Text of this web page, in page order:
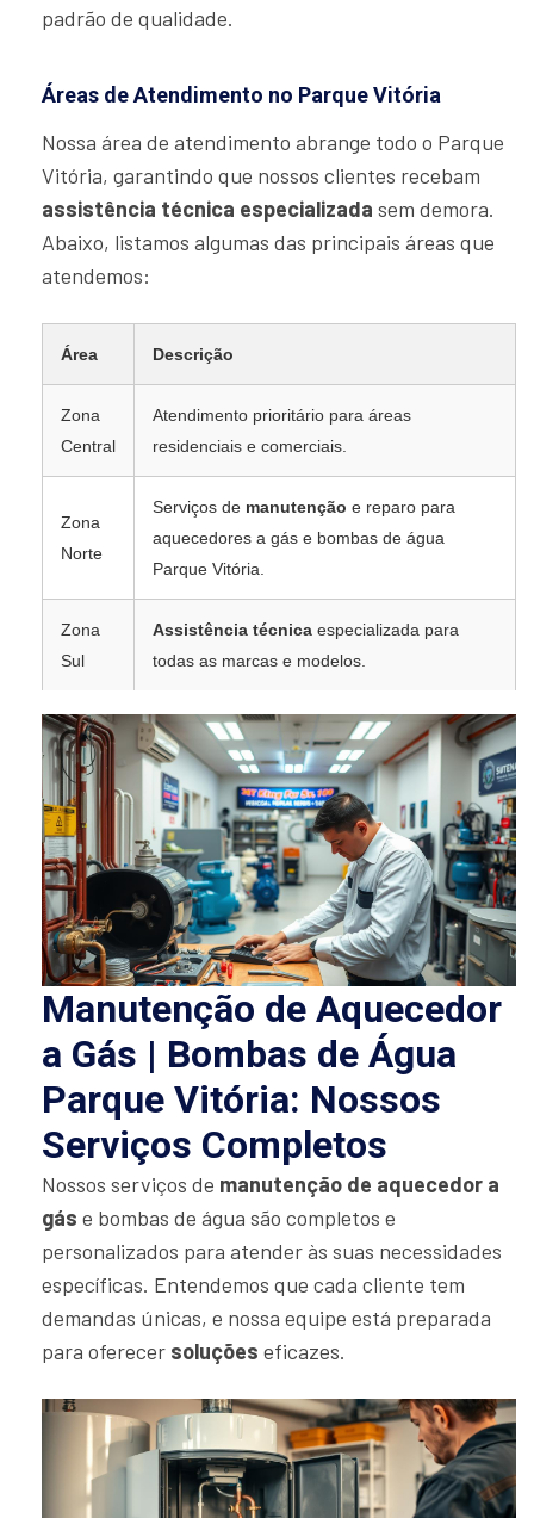
padrão de qualidade.
Áreas de Atendimento no Parque Vitória
Nossa área de atendimento abrange todo o Parque
Vitória, garantindo que nossos clientes recebam
assistência técnica especializada sem demora.
Abaixo, listamos algumas das principais áreas que
atendemos:
Área Descrição
Zona
Central
Atendimento prioritário para áreas
residenciais e comerciais.
Zona
Norte
Serviços de manutenção e reparo para
aquecedores a gás e bombas de água
Parque Vitória.
Zona
Sul
Assistência técnica especializada para
todas as marcas e modelos.
Manutenção de Aquecedor
a Gás | Bombas de Água
Parque Vitória: Nossos
Serviços Completos
Nossos serviços de manutenção de aquecedor a
gás e bombas de água são completos e
personalizados para atender às suas necessidades
específicas. Entendemos que cada cliente tem
demandas únicas, e nossa equipe está preparada
para oferecer soluções eficazes.